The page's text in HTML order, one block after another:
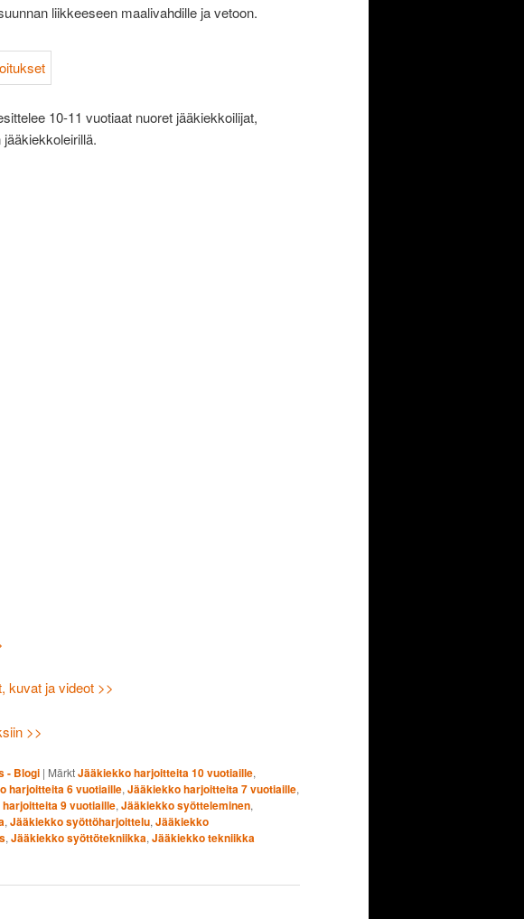
liikkeeseen maalivahdille ja vetoon.
10-11 vuotiaat nuoret jääkiekkoilijat,
kuvat ja videot >>
>>
- Blogi | MärktJääkiekko harjoitteita 10 vuotiaille,
harjoitteita 6 vuotiaille, Jääkiekko harjoitteita 7 vuotiaille,
9 vuotiaille, Jääkiekko syötteleminen,
, Jääkiekko syöttöharjoittelu, Jääkiekko
, Jääkiekko syöttötekniikka, Jääkiekko tekniikka